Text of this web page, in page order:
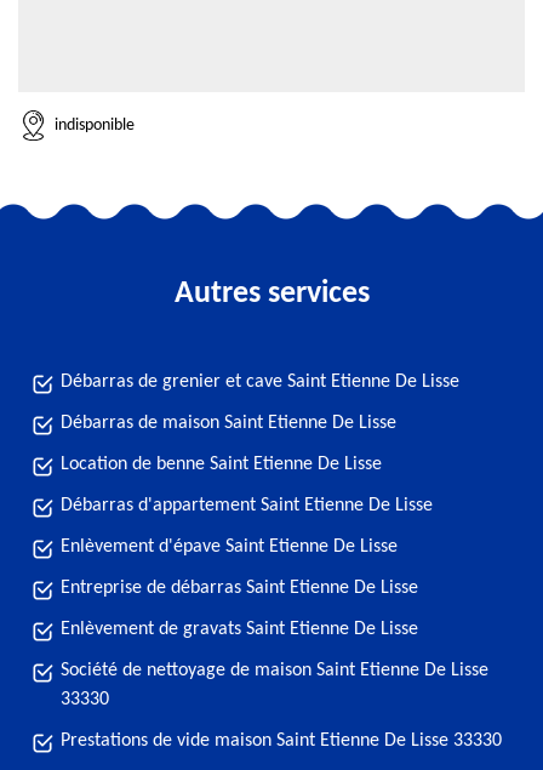
indisponible
Autres services
Débarras de grenier et cave Saint Etienne De Lisse
Débarras de maison Saint Etienne De Lisse
Location de benne Saint Etienne De Lisse
Débarras d'appartement Saint Etienne De Lisse
Enlèvement d'épave Saint Etienne De Lisse
Entreprise de débarras Saint Etienne De Lisse
Enlèvement de gravats Saint Etienne De Lisse
Société de nettoyage de maison Saint Etienne De Lisse
33330
Prestations de vide maison Saint Etienne De Lisse 33330